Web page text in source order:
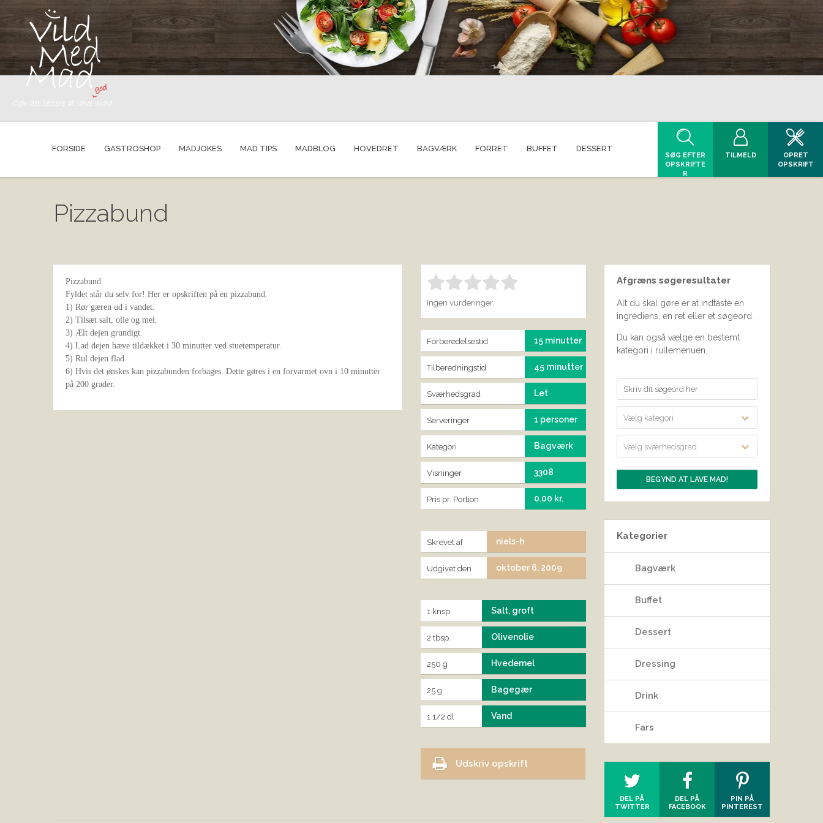
FORSIDE GASTROSHOP MADJOKES MAD TIPS MADBLOG HOVEDRET BAGVÆRK FORRET BUFFET DESSERT
SØG EFTER
OPSKRIFTE
R
TILMELD
OPRET
OPSKRIFT
Pizzabund
Bedøm denne vare: 1.00 INDSEND BEDØMMELSE
Ingen vurderinger.
Forberedelsestid 15 minutter
Tilberedningstid 45 minutter
Sværhedsgrad Let
Serveringer 1 personer
Kategori Bagværk
Visninger 3308
Pris pr. Portion 0.00 kr.
Skrevet af niels-h
Udgivet den oktober 6, 2009
1 knsp. Salt, groft
2 tbsp. Olivenolie
250 g Hvedemel
25 g Bagegær
1 1/2 dl Vand
Udskriv opskrift
Pizzabund
Fyldet står du selv for! Her er opskriften på en pizzabund.
1) Rør gæren ud i vandet.
2) Tilsæt salt, olie og mel.
3) Ælt dejen grundigt.
4) Lad dejen hæve tildækket i 30 minutter ved stuetemperatur.
5) Rul dejen flad.
6) Hvis det ønskes kan pizzabunden forbages. Dette gøres i en forvarmet ovn i 10 minutter
på 200 grader.
Afgræns søgeresultater
Alt du skal gøre er at indtaste en
ingrediens, en ret eller et søgeord.
Du kan også vælge en bestemt
kategori i rullemenuen.
Vælg kategori
Vælg sværhedsgrad
Kategorier
Bagværk
Buffet
Dessert
Dressing
Drink
Fars
DEL PÅ
TWITTER
DEL PÅ
FACEBOOK
PIN PÅ
PINTEREST